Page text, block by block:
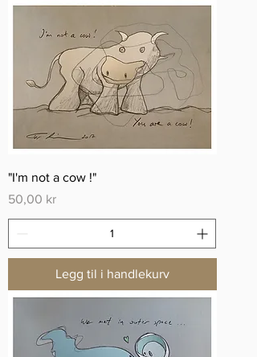
"I'm not a cow !"
Pris
50,00 kr
Legg til i handlekurv